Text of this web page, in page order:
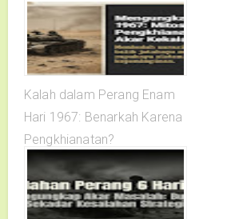
Kalah dalam Perang Enam
Hari 1967: Benarkah Karena
Pengkhianatan?